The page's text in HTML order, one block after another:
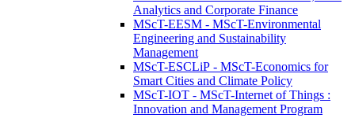
Analytics and Corporate Finance
MScT-EESM - MScT-Environmental
Engineering and Sustainability
Management
MScT-ESCLiP - MScT-Economics for
Smart Cities and Climate Policy
MScT-IOT - MScT-Internet of Things :
Innovation and Management Program